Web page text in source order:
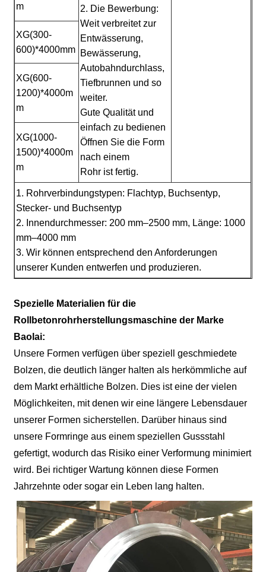
2. Die Bewerbung:
Weit verbreitet zur
Entwässerung,
Bewässerung,
Autobahndurchlass,
Tiefbrunnen und so
weiter.
Gute Qualität und
einfach zu bedienen
Öffnen Sie die Form
nach einem
Rohr ist fertig.
m
XG(300-
600)*4000mm
XG(600-
1200)*4000m
m
XG(1000-
1500)*4000m
m
1. Rohrverbindungstypen: Flachtyp, Buchsentyp,
Stecker- und Buchsentyp
2. Innendurchmesser: 200 mm–2500 mm, Länge: 1000
mm–4000 mm
3. Wir können entsprechend den Anforderungen
unserer Kunden entwerfen und produzieren.
Spezielle Materialien für die
Rollbetonrohrherstellungsmaschine der Marke
Baolai:
Unsere Formen verfügen über speziell geschmiedete
Bolzen, die deutlich länger halten als herkömmliche auf
dem Markt erhältliche Bolzen. Dies ist eine der vielen
Möglichkeiten, mit denen wir eine längere Lebensdauer
unserer Formen sicherstellen. Darüber hinaus sind
unsere Formringe aus einem speziellen Gussstahl
gefertigt, wodurch das Risiko einer Verformung minimiert
wird. Bei richtiger Wartung können diese Formen
Jahrzehnte oder sogar ein Leben lang halten.